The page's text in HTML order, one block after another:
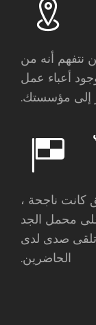
نتفهم أنه من
أعباء عمل
إلى مؤسستك.
كانت ناجحة ،
محمل الجد
تلقى صدى لدى
الحاضرين.